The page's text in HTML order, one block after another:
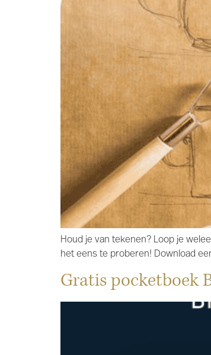
Houd je van tekenen? Loop je
het eens te proberen! Download
Gratis pocketboek